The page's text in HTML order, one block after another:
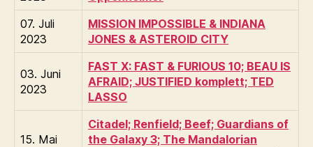
07. Juli
2023
MISSION IMPOSSIBLE & INDIANA
JONES & ASTEROID CITY
03. Juni
2023
FAST X: FAST & FURIOUS 10; BEAU IS
AFRAID; JUSTIFIED komplett; TED
LASSO
15. Mai
Citadel; Renfield; Beef; Guardians of
the Galaxy 3; The Mandalorian